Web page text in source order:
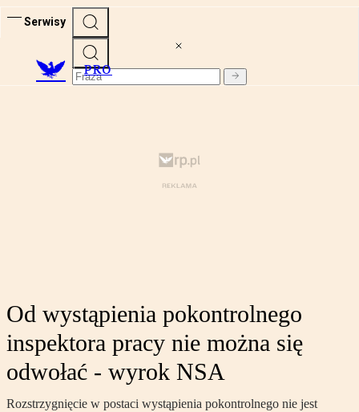
Serwisy
PRO
Od wystąpienia pokontrolnego
inspektora pracy nie można się
odwołać - wyrok NSA
Rozstrzygnięcie w postaci wystąpienia pokontrolnego nie jest